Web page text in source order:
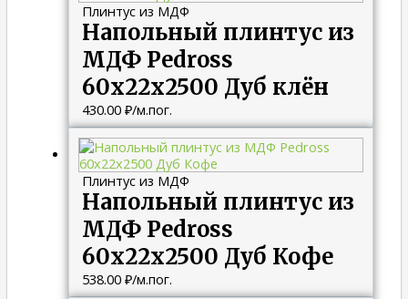
Плинтус из МДФ
Напольный плинтус из
МДФ Pedross
60х22х2500 Дуб клён
430.00 ₽/м.пог.
Плинтус из МДФ
Напольный плинтус из
МДФ Pedross
60х22х2500 Дуб Кофе
538.00 ₽/м.пог.